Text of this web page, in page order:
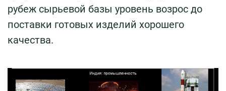
рубеж сырьевой базы уровень возрос до
поставки готовых изделий хорошего
качества.